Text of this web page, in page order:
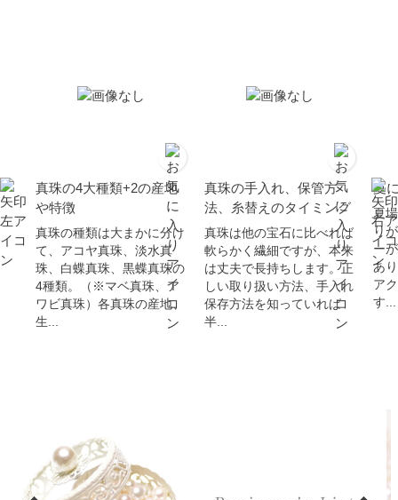
真珠の4大種類+2の産地
や特徴
真珠の種類は大まかに分け
て、アコヤ真珠、淡水真
珠、白蝶真珠、黒蝶真珠の
4種類。（※マベ真珠、ア
ワビ真珠）各真珠の産地、
生...
真珠の手入れ、保管方
法、糸替えのタイミング
真珠は他の宝石に比べれば
軟らかく繊細ですが、本来
は丈夫で長持ちします。正
しい取り扱い方法、手入れ
保存方法を知っていれば
半...
夏
夏
り
ー
あ
ア
す...